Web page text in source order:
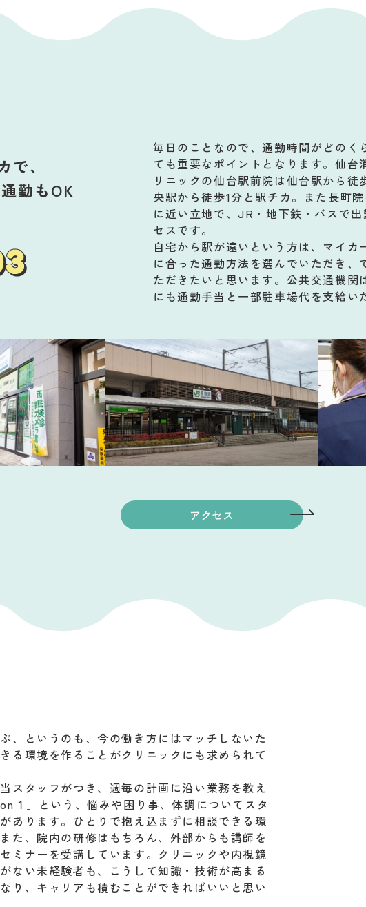
で、
勤もOK
毎日のことなので、通勤時間がどの
ても重要なポイントとなります。仙
リニックの仙台駅前院は仙台駅から
央駅から徒歩1分と駅チカ。また長町
に近い立地で、JR・地下鉄・バスで
セスです。
自宅から駅が遠いという方は、マイ
に合った通勤方法を選んでいただき
ただきたいと思います。公共交通機
にも通勤手当と一部駐車場代を支給
アクセス
、というのも、今の働き方にはマッチしないた
る環境を作ることがクリニックにも求められて
スタッフがつき、週毎の計画に沿い業務を教え
１」という、悩みや困り事、体調についてスタ
あります。ひとりで抱え込まずに相談できる環
た、院内の研修はもちろん、外部からも講師を
ミナーを受講しています。クリニックや内視鏡
ない未経験者も、こうして知識・技術が高まる
り、キャリアも積むことができればいいと思い